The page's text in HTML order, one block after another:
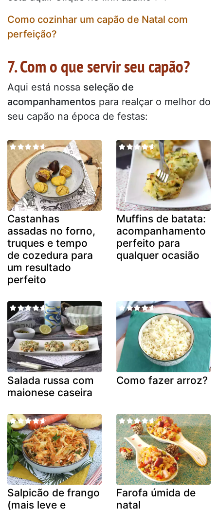
Como cozinhar um capão de Natal com
perfeição?
7. Com o que servir seu capão?
Aqui está nossa seleção de
acompanhamentos para realçar o melhor do
seu capão na época de festas:
Castanhas
assadas no forno,
truques e tempo
de cozedura para
um resultado
perfeito
Muffins de batata:
acompanhamento
perfeito para
qualquer ocasião
Salada russa com
maionese caseira
Como fazer arroz?
Salpicão de frango
(mais leve e
Farofa úmida de
natal